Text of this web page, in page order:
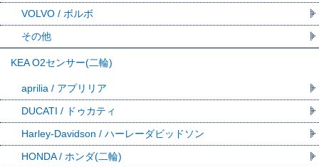
VOLVO / ボルボ
その他
KEA O2センサー(二輪)
aprilia / アプリリア
DUCATI / ドゥカティ
Harley-Davidson / ハーレーダビッドソン
HONDA / ホンダ(二輪)